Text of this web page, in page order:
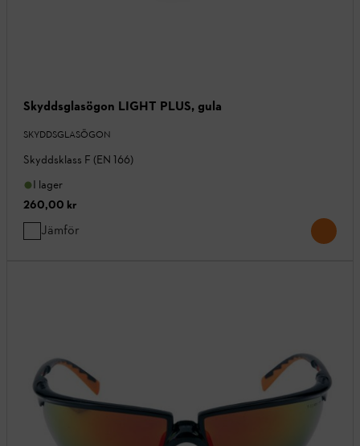
Skyddsglasögon LIGHT PLUS, gula
SKYDDSGLASÖGON
Skyddsklass F (EN 166)
I lager
260,00 kr
Jämför